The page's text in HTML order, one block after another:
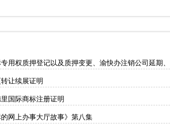
用权质押登记以及质押变更、渝快办注销公司延期、
让续展证明
国际商标注册证明
的网上办事大厅故事》第八集